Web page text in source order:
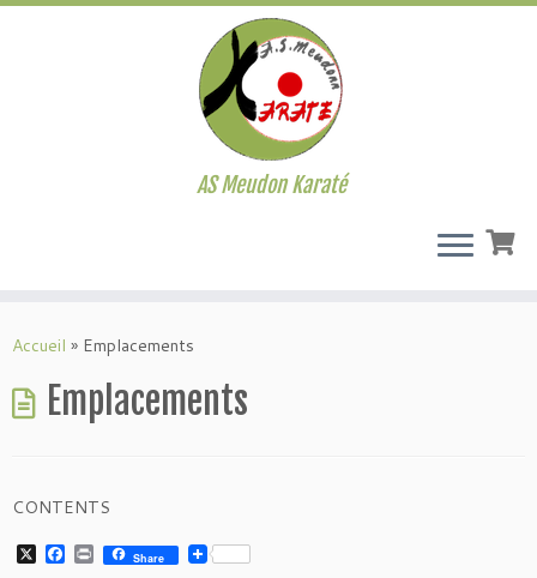
au
AS Meudon Karaté
Accueil » Emplacements
Emplacements
CONTENTS
X Facebook
PrintShare